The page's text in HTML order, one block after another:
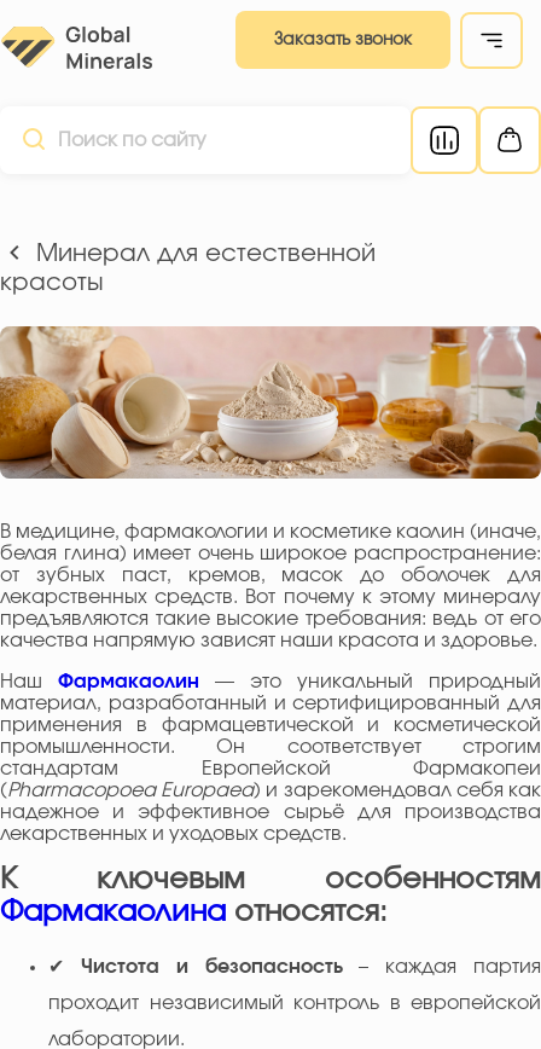
Заказать звонок
Минерал для естественной
красоты
В медицине, фармакологии и косметике каолин (иначе,
белая глина) имеет очень широкое распространение:
от зубных паст, кремов, масок до оболочек для
лекарственных средств. Вот почему к этому минералу
предъявляются такие высокие требования: ведь от его
качества напрямую зависят наши красота и здоровье.
Наш Фармакаолин — это уникальный природный
материал, разработанный и сертифицированный для
применения в фармацевтической и косметической
промышленности. Он соответствует строгим
стандартам Европейской Фармакопеи
(Pharmacopoea Europaea) и зарекомендовал себя как
надежное и эффективное сырьё для производства
лекарственных и уходовых средств.
К ключевым особенностям
Фармакаолина относятся:
✔ Чистота и безопасность– каждая партия
проходит независимый контроль в европейской
лаборатории.